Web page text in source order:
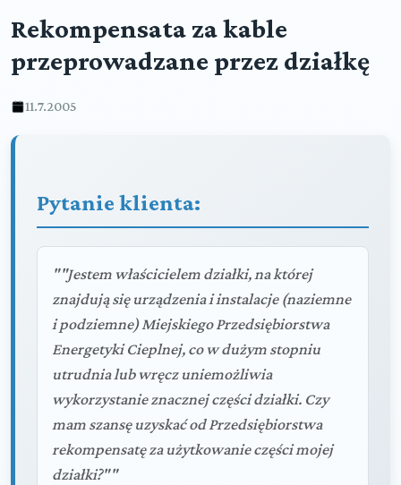
Rekompensata za kable
przeprowadzane przez działkę
11.7.2005
Pytanie klienta:
""Jestem właścicielem działki, na której
znajdują się urządzenia i instalacje (naziemne
i podziemne) Miejskiego Przedsiębiorstwa
Energetyki Cieplnej, co w dużym stopniu
utrudnia lub wręcz uniemożliwia
wykorzystanie znacznej części działki. Czy
mam szansę uzyskać od Przedsiębiorstwa
rekompensatę za użytkowanie części mojej
działki?""